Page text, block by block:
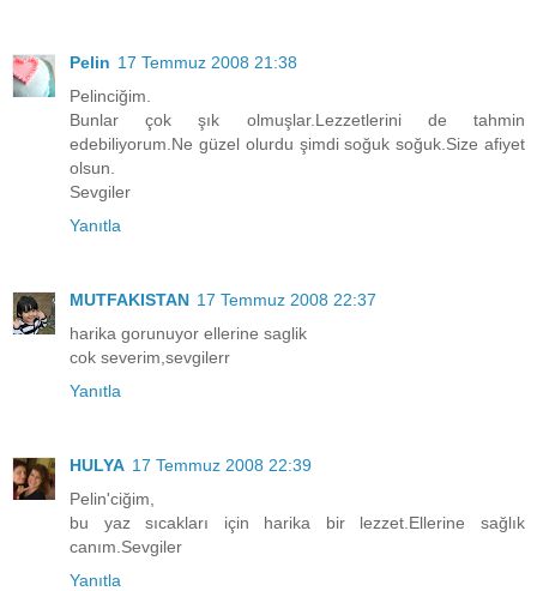
Pelin 17 Temmuz 2008 21:38
Pelinciğim.
Bunlar çok şık olmuşlar.Lezzetlerini de tahmin
edebiliyorum.Ne güzel olurdu şimdi soğuk soğuk.Size afiyet
olsun.
Sevgiler
Yanıtla
MUTFAKISTAN 17 Temmuz 2008 22:37
harika gorunuyor ellerine saglik
cok severim,sevgilerr
Yanıtla
HULYA 17 Temmuz 2008 22:39
Pelin'ciğim,
bu yaz sıcakları için harika bir lezzet.Ellerine sağlık
canım.Sevgiler
Yanıtla